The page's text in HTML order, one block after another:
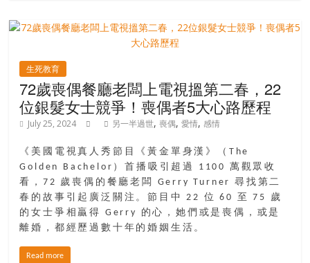
生死教育
72歲喪偶餐廳老闆上電視搵第二春，22
位銀髮女士競爭！喪偶者5大心路歷程
July 25, 2024 另一半過世,喪偶,愛情,感情
《美國電視真人秀節目《黃金單身漢》（The
Golden Bachelor）首播吸引超過 1100 萬觀眾收
看，72 歲喪偶的餐廳老闆 Gerry Turner 尋找第二
春的故事引起廣泛關注。節目中 22 位 60 至 75 歲
的女士爭相贏得 Gerry 的心，她們或是喪偶，或是
離婚，都經歷過數十年的婚姻生活。
Read more